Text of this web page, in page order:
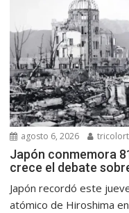
agosto 6, 2026
Japón conmemora
crece el debate
Japón recordó este
atómico de Hiroshima